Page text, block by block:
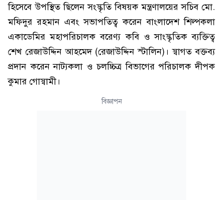
হিসেবে উপস্থিত ছিলেন সংস্কৃতি বিষয়ক মন্ত্রণালয়ের সচিব মো.
মফিদুর রহমান এবং সভাপতিত্ব করেন বাংলাদেশ শিল্পকলা
একাডেমির মহাপরিচালক বরেণ্য কবি ও সাংস্কৃতিক ব্যক্তিত্ব
শেখ রেজাউদ্দিন আহমেদ (রেজাউদ্দিন স্টালিন)। স্বাগত বক্তব্য
প্রদান করেন নাট্যকলা ও চলচ্চিত্র বিভাগের পরিচালক দীপক
কুমার গোস্বামী।
বিজ্ঞাপন